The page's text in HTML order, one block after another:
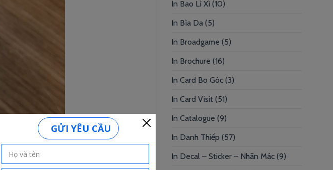
In Bao Lì Xì (10)
In Bìa Da (5)
In Broadgame (5)
In Brochure (16)
In Card Bo Góc (3)
In Card Visit (51)
In Catalogue (9)
In Danh Thiếp (57)
In Decal – Sticker – Nhãn Mác (9)